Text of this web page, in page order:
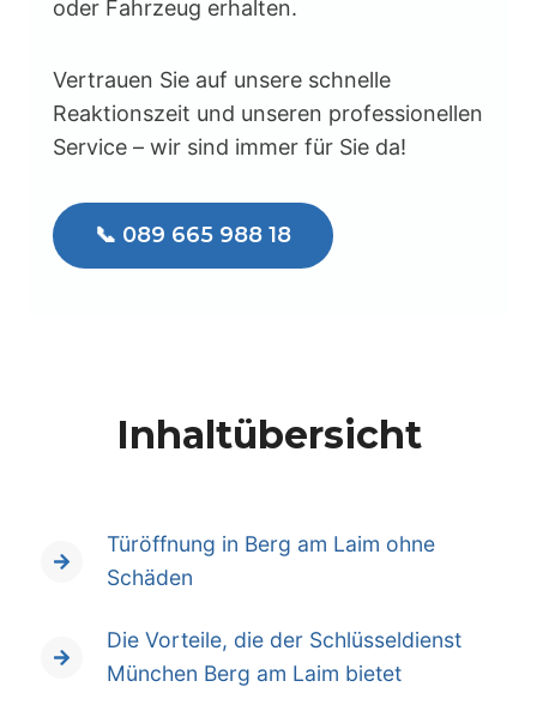
oder Fahrzeug erhalten.
Vertrauen Sie auf unsere schnelle
Reaktionszeit und unseren professionellen
Service – wir sind immer für Sie da!
📞 089 665 988 18
Inhaltübersicht
Türöffnung in Berg am Laim ohne
Schäden
Die Vorteile, die der Schlüsseldienst
München Berg am Laim bietet